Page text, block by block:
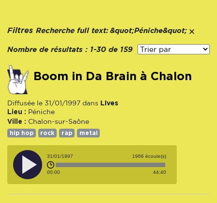
Filtres Recherche full text: &quot;Péniche&quot;
Nombre de résultats : 1-30 de 159
Boom in Da Brain à Chalon
Diffusée le 31/01/1997 dans Lives
Lieu : Péniche
Ville : Chalon-sur-Saône
hip hop rock rap metal
31/01/1997 1966 écoute(s)
00:00 44:40